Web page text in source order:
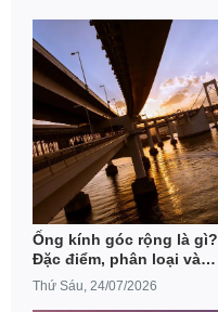
Ống kính góc rộng là gì?
Đặc điểm, phân loại và
cách lựa chọn lens phù
Thứ Sáu, 24/07/2026